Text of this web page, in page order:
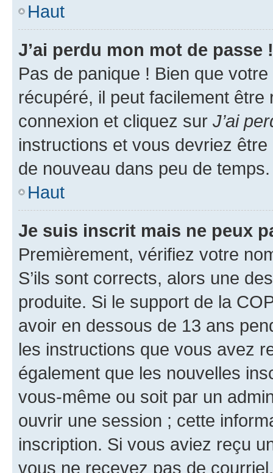
Haut
J’ai perdu mon mot de passe !
Pas de panique ! Bien que
récupéré, il peut facilement
connexion et cliquez sur J’ai
instructions et vous devriez
de nouveau dans peu de temps.
Haut
Je suis inscrit mais ne peux
Premièrement, vérifiez votre
S’ils sont corrects, alors une
produite. Si le support de la
avoir en dessous de 13 ans
les instructions que vous avez
également que les nouvelles
vous-même ou soit par un
ouvrir une session ; cette
inscription. Si vous aviez reçu
vous ne recevez pas de